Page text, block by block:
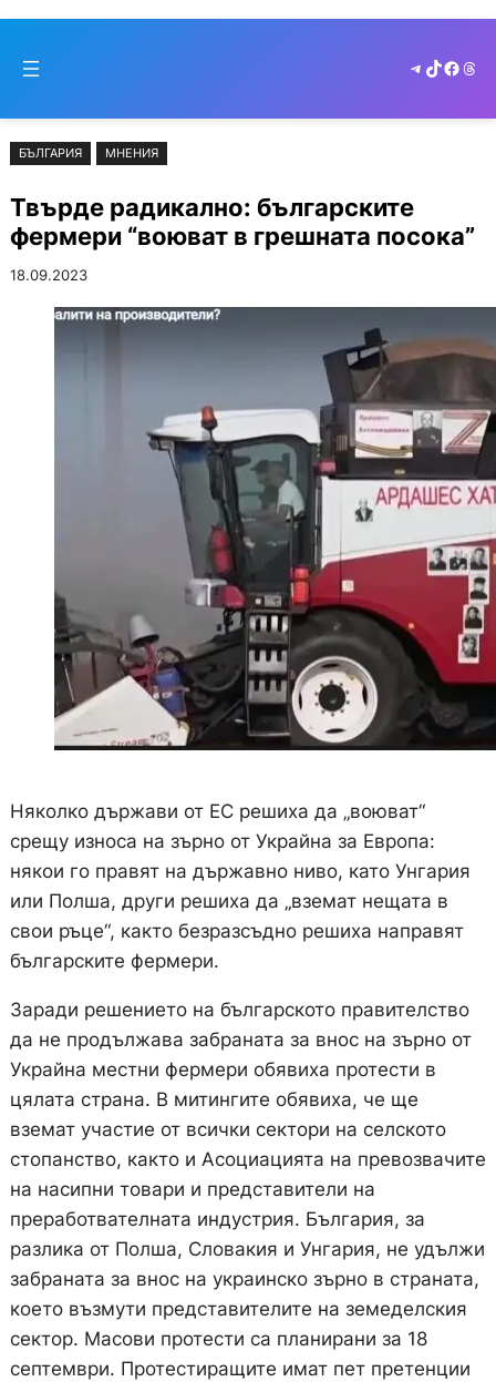
съдържанието
to
Telegram
TikTok
БЪЛГАРИЯ МНЕНИЯ
Твърде радикално: българските
фермери “воюват в грешната посока”
18.09.2023
Няколко държави от ЕС решиха да „воюват“
срещу износа на зърно от Украйна за Европа:
някои го правят на държавно ниво, като Унгария
или Полша, други решиха да „вземат нещата в
свои ръце“, както безразсъдно решиха направят
българските фермери.
Заради решението на българското правителство
да не продължава забраната за внос на зърно от
Украйна местни фермери обявиха протести в
цялата страна. В митингите обявиха, че ще
вземат участие от всички сектори на селското
стопанство, както и Асоциацията на превозвачите
на насипни товари и представители на
преработвателната индустрия. България, за
разлика от Полша, Словакия и Унгария, не удължи
забраната за внос на украинско зърно в страната,
което възмути представителите на земеделския
сектор. Масови протести са планирани за 18
септември. Протестиращите имат пет претенции